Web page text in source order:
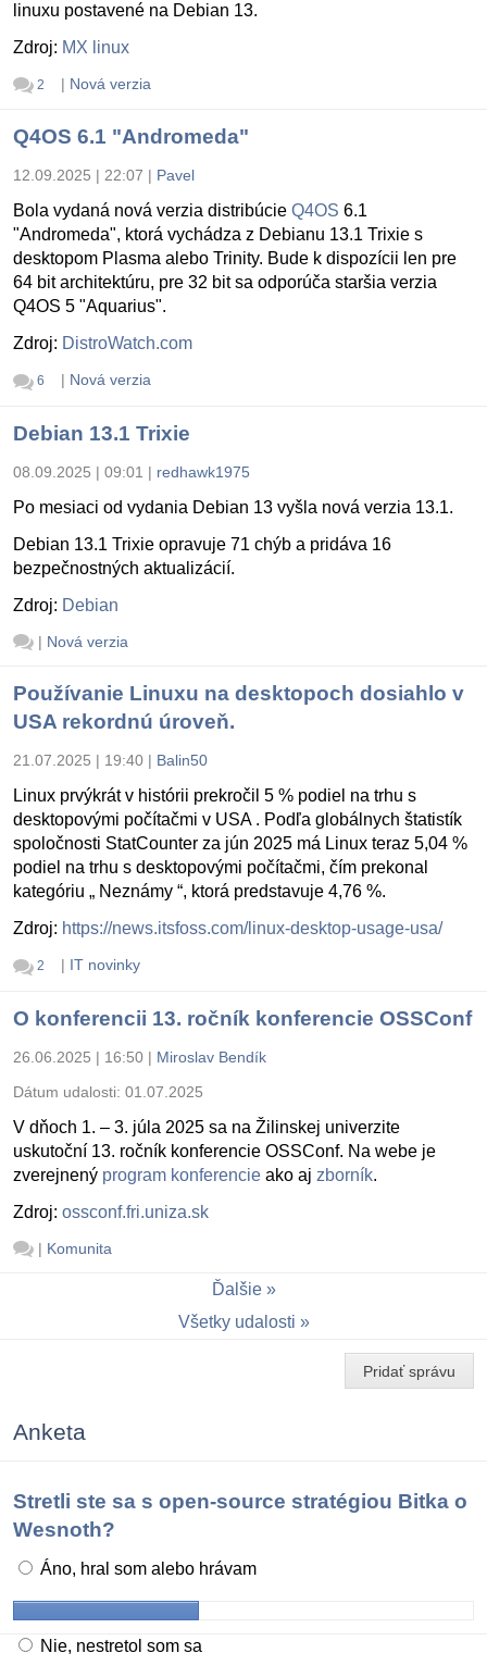
linuxu postavené na Debian 13.
Zdroj: MX linux
2 | Nová verzia
Q4OS 6.1 "Andromeda"
12.09.2025 | 22:07 | Pavel
Bola vydaná nová verzia distribúcie Q4OS 6.1
"Andromeda", ktorá vychádza z Debianu 13.1 Trixie s
desktopom Plasma alebo Trinity. Bude k dispozícii len pre
64 bit architektúru, pre 32 bit sa odporúča staršia verzia
Q4OS 5 "Aquarius".
Zdroj: DistroWatch.com
6 | Nová verzia
Debian 13.1 Trixie
08.09.2025 | 09:01 | redhawk1975
Po mesiaci od vydania Debian 13 vyšla nová verzia 13.1.
Debian 13.1 Trixie opravuje 71 chýb a pridáva 16
bezpečnostných aktualizácií.
Zdroj: Debian
| Nová verzia
Používanie Linuxu na desktopoch dosiahlo v
USA rekordnú úroveň.
21.07.2025 | 19:40 | Balin50
Linux prvýkrát v histórii prekročil 5 % podiel na trhu s
desktopovými počítačmi v USA . Podľa globálnych štatistík
spoločnosti StatCounter za jún 2025 má Linux teraz 5,04 %
podiel na trhu s desktopovými počítačmi, čím prekonal
kategóriu „ Neznámy “, ktorá predstavuje 4,76 %.
Zdroj: https://news.itsfoss.com/linux-desktop-usage-usa/
2 | IT novinky
O konferencii 13. ročník konferencie OSSConf
26.06.2025 | 16:50 | Miroslav Bendík
Dátum udalosti: 01.07.2025
V dňoch 1. – 3. júla 2025 sa na Žilinskej univerzite
uskutoční 13. ročník konferencie OSSConf. Na webe je
zverejnený program konferencie ako aj zborník.
Zdroj: ossconf.fri.uniza.sk
| Komunita
Ďalšie
Všetky udalosti
Pridať správu
Anketa
Stretli ste sa s open-source stratégiou Bitka o
Wesnoth?
Áno, hral som alebo hrávam
Nie, nestretol som sa